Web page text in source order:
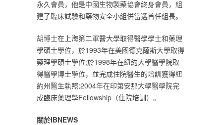
永久會員，他是中國生物製藥協會終身會員，組
建了臨床試驗和藥物安全小組併當選首任組長。‎
‎胡博士在上海第二軍醫大學取得醫學學士和藥理
學碩士學位，於1993年在美國德克薩斯大學取得
藥理學碩士學位;於1998年在紐約大學醫學院取
得醫學博士學位，並完成住院醫生的培訓獲得紐
約州醫生執照;2004年在印第安那大學醫學院完
成臨床藥理學Fellowship（住院培訓）。‎
‎關於IBNEWS‎